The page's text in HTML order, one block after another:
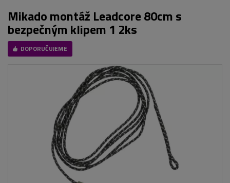
Mikado montáž Leadcore 80cm s
bezpečným klipem 1 2ks
DOPORUČUJEME